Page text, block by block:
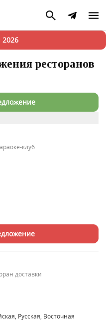
2026
ресторанов
клуб
доставки
Русская, Восточная